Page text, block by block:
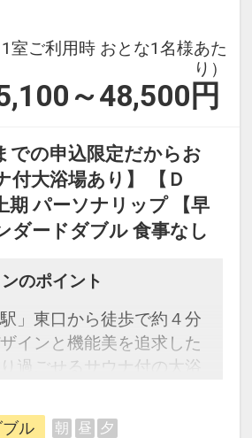
1室ご利用時 おとな1名様あた
り）
～48,500 円
での申込限定だからお
付大浴場あり】 【Ｄ
期 パーソナリップ 【早
ダードダブル 食事なし
のポイント
」東口から徒歩で約４分
インと機能美を追求した
過ごせるサウナ付の大浴
ル 朝 昼 夕